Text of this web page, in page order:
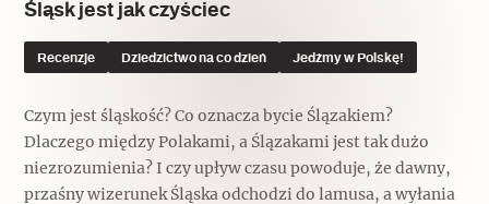
Zabierz mapę na wakacje!
Śląsk jest jak czyściec
Recenzje Dziedzictwo na co dzień Jedźmy w Polskę!
Czym jest śląskość? Co oznacza bycie Ślązakiem?
Dlaczego między Polakami, a Ślązakami jest tak dużo
niezrozumienia? I czy upływ czasu powoduje, że dawny,
przaśny wizerunek Śląska odchodzi do lamusa, a wyłania